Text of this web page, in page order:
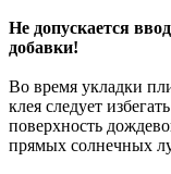
Не допускается
добавки!
Во время укладки
клея следует
поверхность
прямых солнечных